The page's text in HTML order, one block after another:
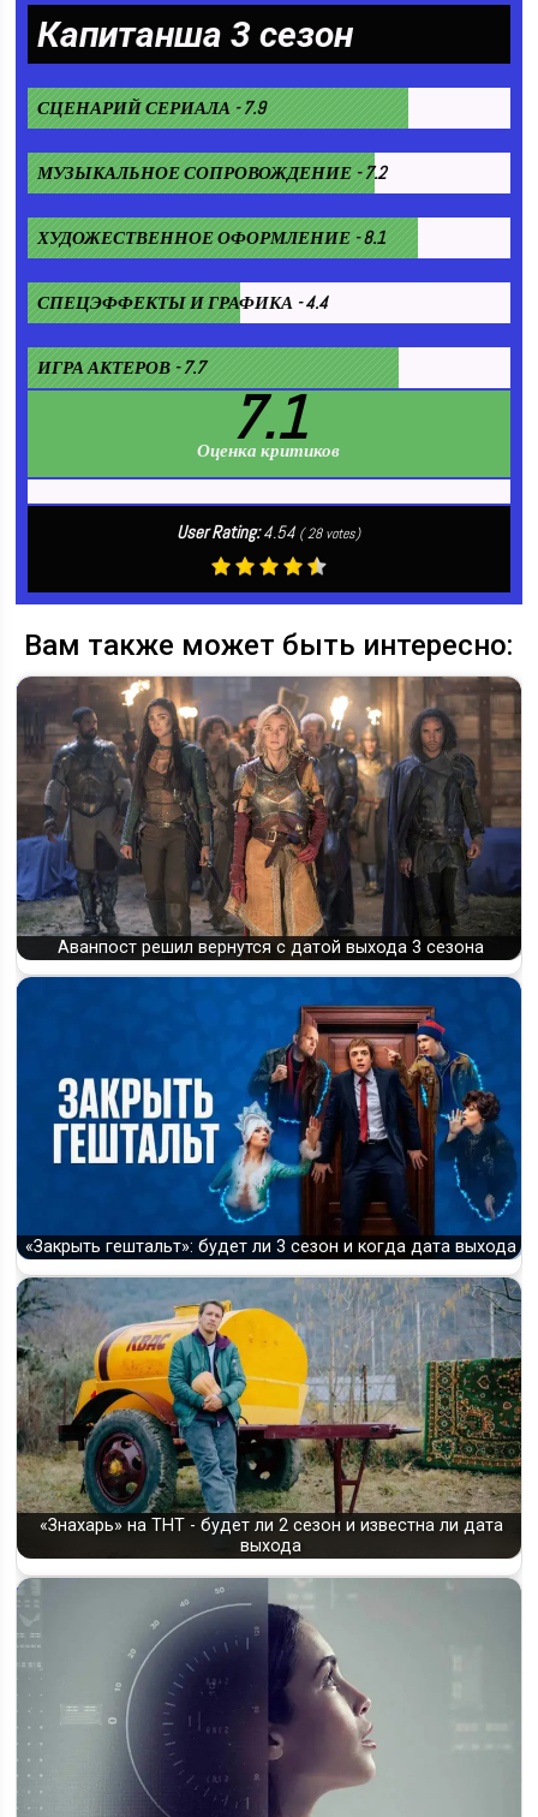
Капитанша 3 сезон
СЦЕНАРИЙ СЕРИАЛА - 7.9
МУЗЫКАЛЬНОЕ СОПРОВОЖДЕНИЕ - 7.2
ХУДОЖЕСТВЕННОЕ ОФОРМЛЕНИЕ - 8.1
СПЕЦЭФФЕКТЫ И ГРАФИКА - 4.4
ИГРА АКТЕРОВ - 7.7
7.1
Оценка критиков
User Rating:4.54 (28votes)
Вам также может быть интересно:
Аванпост решил вернутся с датой выхода 3 сезона
«Закрыть гештальт»: будет ли 3 сезон и когда дата выхода
«Знахарь» на ТНТ - будет ли 2 сезон и известна ли дата
выхода